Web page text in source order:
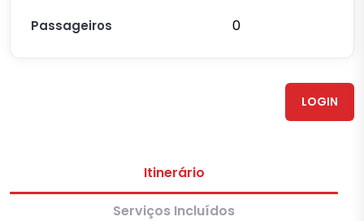
Passageiros 0
LOGIN
Itinerário
Serviços Incluídos